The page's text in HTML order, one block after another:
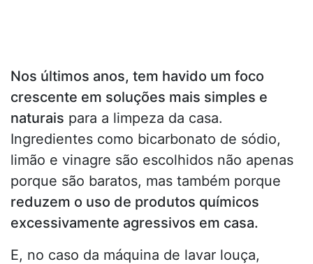
Nos últimos anos, tem havido um foco
crescente em soluções mais simples e
naturais para a limpeza da casa.
Ingredientes como bicarbonato de sódio,
limão e vinagre são escolhidos não apenas
porque são baratos, mas também porque
reduzem o uso de produtos químicos
excessivamente agressivos em casa.
E, no caso da máquina de lavar louça,